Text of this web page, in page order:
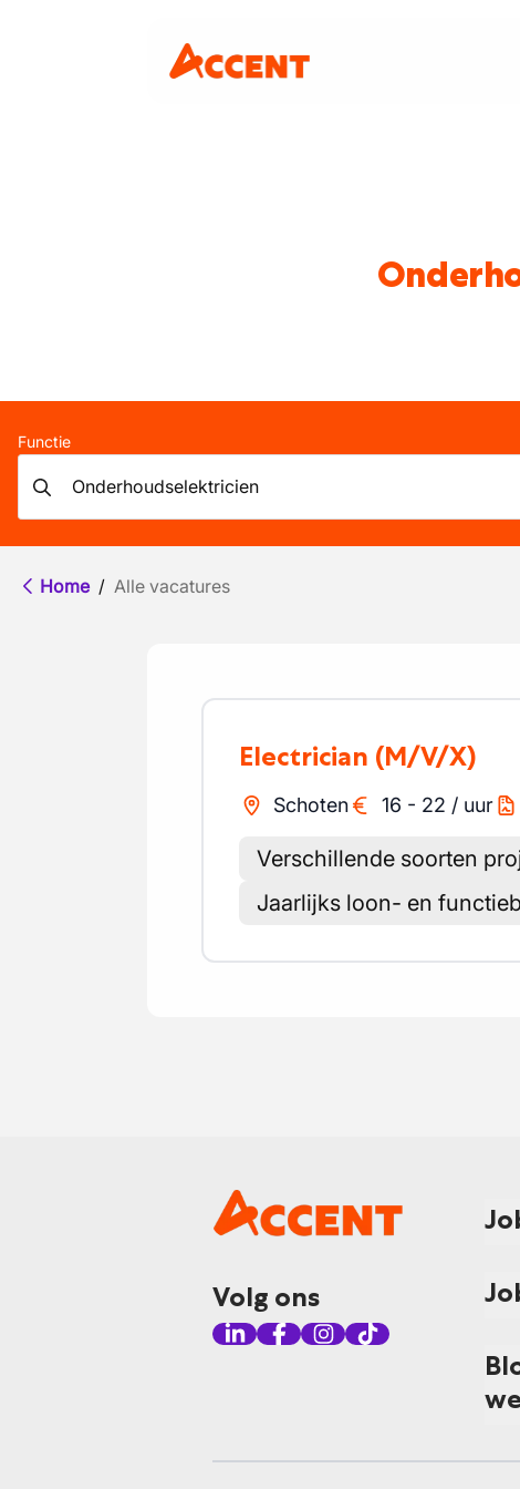
Functie
Home / Alle vacatures
Electrician (M/V/X)
Schoten 16 - 22 / uur
Verschillende soorten
Jaarlijks loon- en
Volg ons